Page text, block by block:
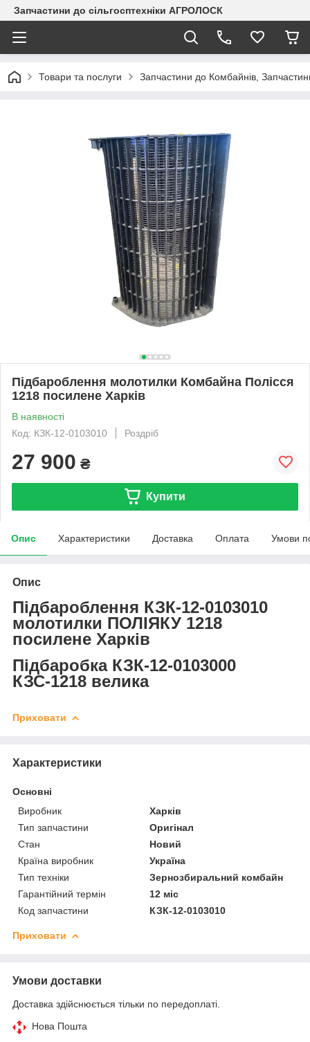
Запчастини до сільгосптехніки АГРОЛОСК
Товари та послуги Запчастини до Комбайнів,
Підбароблення молотилки Комбайна Полісся
1218 посилене Харків
В наявності
Код: КЗК-12-0103010
Роздріб
27 900 ₴
Купити
Опис Характеристики Доставка Оплата Умови
Опис
Підбароблення КЗК-12-0103010
молотилки ПОЛІЯКУ 1218
посилене Харків
Підбаробка КЗК-12-0103000
КЗС-1218 велика
Приховати
Характеристики
Основні
Виробник
Харків
Тип запчастини
Оригінал
Стан
Новий
Країна виробник
Україна
Тип техніки
Зернозбиральний комбайн
Гарантійний термін
12 міс
Код запчастини
КЗК-12-0103010
Приховати
Умови доставки
Доставка здійснюється тільки по передоплаті.
Нова Пошта